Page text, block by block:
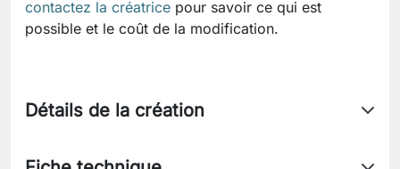
contactez la créatrice pour savoir ce qui est
possible et le coût de la modification.
Détails de la création